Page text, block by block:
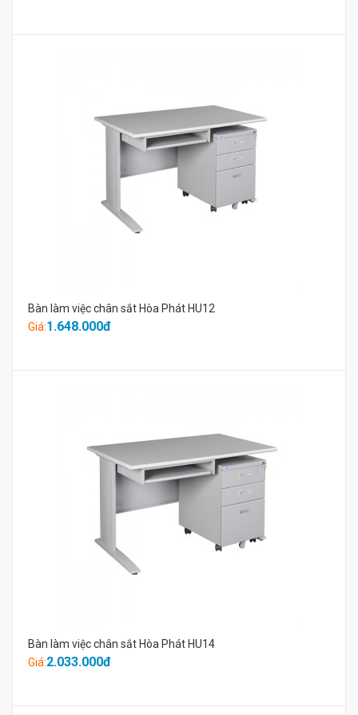
Bàn làm việc chân sắt Hòa Phát HU12
Giá:1.648.000đ
Bàn làm việc chân sắt Hòa Phát HU14
Giá:2.033.000đ